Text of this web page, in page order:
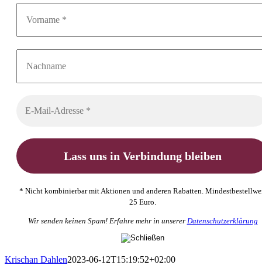
* Nicht kombinierbar mit Aktionen und anderen Rabatten.
25 Euro.
Wir senden keinen Spam! Erfahre mehr in unserer Datenschutzerklärung
Krischan Dahlen2023-06-12T15:19:52+02:00